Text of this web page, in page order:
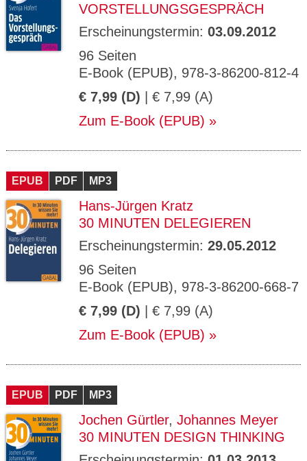
VORSTELLUNGSGESPRÄCH
Erscheinungstermin: 03.09.2012
96 Seiten
E-Book (EPUB), 978-3-86200-812-4
€ 7,99 (D) | € 7,99 (A)
Zum E-Book (EPUB)
EPUB PDF MP3
Hans-Jürgen Kratz
30 MINUTEN DELEGIEREN
Erscheinungstermin: 29.05.2012
96 Seiten
E-Book (EPUB), 978-3-86200-668-7
€ 7,99 (D) | € 7,99 (A)
Zum E-Book (EPUB)
EPUB PDF MP3
Jochen Gürtler, Johannes Meyer
30 MINUTEN DESIGN THINKING